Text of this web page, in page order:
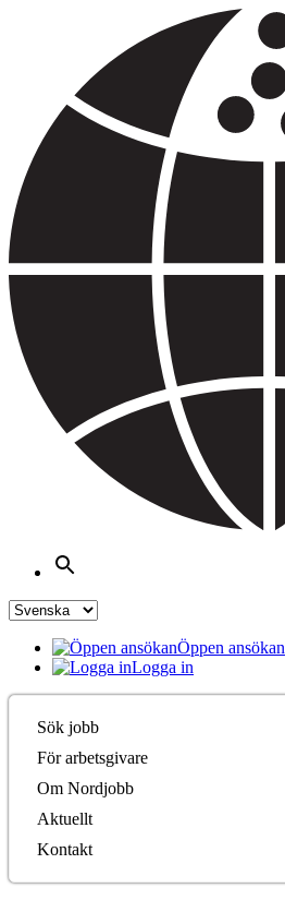
Öppen ansökan
Logga in
Sök jobb
För arbetsgivare
Om Nordjobb
Aktuellt
Kontakt